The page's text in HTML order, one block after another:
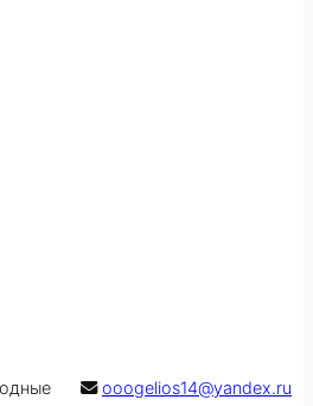
ooogelios14@yandex.ru